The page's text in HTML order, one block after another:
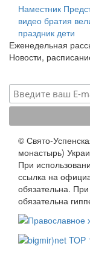
Наместник
видео братия
праздник дети
Еженедельная
Новости,
© Свято-
монастырь)
При
ссылка на
обязательна.
обязательна